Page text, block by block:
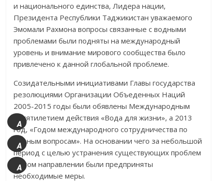
и нацио­наль­ного единства, Лидера нации,
Президента Республики Таджикистан уважае­мого
Эмомали Рахмона вопросы связанные с водными
проблемами были подняты на международный
уровень и внимание мирового сообщества было
привлечено к данной глобальной проблеме.
Созидательными инициативами Главы государства
резолюциями Орга­ни­зации Объеденных Наций
2005-2015 годы были обявлены Между­народ­ным
десятилетием действия «Вода для жизни», а 2013
год, «Годом международ­ного сотрудничества по
водным вопросам». На основании чего за небольшой
период с целью устранения существующих проблем
в этом направлении были предприняты
необходимые меры.
A
+
A
A